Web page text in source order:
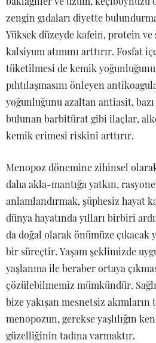
zengin gıdaları diyette
Yüksek düzeyde kafein, protein
kalsiyum atımını arttırır. Fosfat
tüketilmesi de kemik yoğunluğunu
pıhtılaşmasını önleyen
yoğunluğunu azaltan antiasit,
bulunan barbitürat gibi ilaçlar,
kemik erimesi riskini arttırır.
Menopoz dönemine zihinsel olarak
daha akla-mantığa yatkın,
anlamlandırmak, şüphesiz hayat
dünya hayatında yılları birbiri
da doğal olarak önümüze çıkacak
bir süreçtir. Yaşam şeklimizde
yaşlanma ile beraber ortaya
çözülebilmemiz mümkündür.
bize yakışan mesnetsiz
menopozun, gerekse yaşlılığın
güzelliğinin tadına varmaktır.